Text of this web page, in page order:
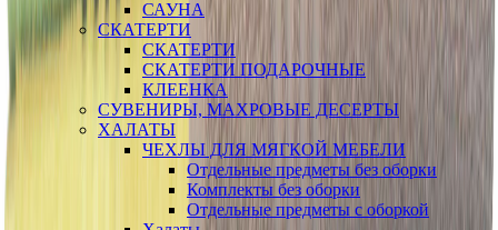
САУНА
СКАТЕРТИ
СКАТЕРТИ
СКАТЕРТИ ПОДАРОЧНЫЕ
КЛЕЕНКА
СУВЕНИРЫ, МАХРОВЫЕ ДЕСЕРТЫ
ХАЛАТЫ
ЧЕХЛЫ ДЛЯ МЯГКОЙ МЕБЕЛИ
Отдельные предметы без оборки
Комплекты без оборки
Отдельные предметы с оборкой